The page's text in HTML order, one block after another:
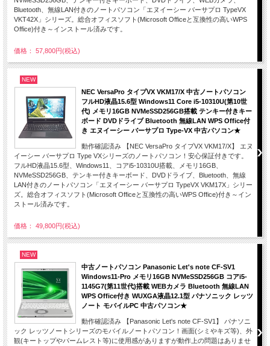
Bluetooth、無線LAN付きのノートパソコン「エヌイーシー バーサプロ TypeVX
VKT42X」シリーズ。総合オフィスソフト(Microsoft Officeと互換性の高いWPS
Office)付き～インストール済みです。
価格： 57,800円(税込)
NEW
NEC VersaPro タイプVX VKM17/X 中古ノートパソコン
フルHD液晶15.6型 Windows11 Core i5-10310U(第10世
代) メモリ16GB NVMeSSD256GB搭載 テンキー付きキー
ボード DVDドライブ Bluetooth 無線LAN WPS Office付
き エヌイーシー バーサプロ Type-VX 中古パソコン★
動作確認済み 【NEC VersaPro タイプVX VKM17/X】 エヌ
イーシー バーサプロ Type VXシリーズのノートパソコン！安心保証付きです。
フルHD液晶15.6型、Windows11、コアi5-10310U搭載、メモリ16GB、
NVMeSSD256GB、テンキー付きキーボード、DVDドライブ、Bluetooth、無線
LAN付きのノートパソコン「エヌイーシー バーサプロ TypeVX VKM17X」シリー
ズ。総合オフィスソフト(Microsoft Officeと互換性の高いWPS Office)付き～イン
ストール済みです。
価格： 49,800円(税込)
NEW
中古ノートパソコン Panasonic Let's note CF-SV1
Windows11-Pro メモリ16GB NVMeSSD256GB コアi5-
1145G7(第11世代)搭載 WEBカメラ Bluetooth 無線LAN
WPS Office付き WUXGA液晶12.1型 パナソニック レッツ
ノート モバイルPC 中古パソコン★
動作確認済み 【Panasonic Let's note CF-SV1】 パナソニ
ック レッツノートシリーズのモバイルノートパソコン！画面(シミやキズ等)、外
観(キートップやパームレスト等)に使用感がありますが動作上の問題はありませ